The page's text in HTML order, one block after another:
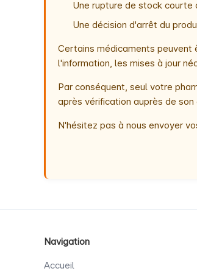
Une rupture de stock courte
Une décision d'arrêt du
Certains médicaments peuvent
l'information, les mises à jour
Par conséquent, seul votre
après vérification auprès de son
N'hésitez pas à nous envoyer
Navigation
Accueil